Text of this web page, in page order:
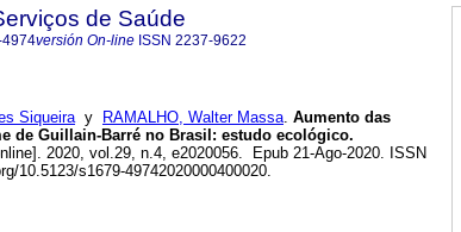
de Saúde
4974versión On-line ISSN 2237-9622
Siqueiray RAMALHO, Walter Massa. Aumento das
de Guillain-Barré no Brasil: estudo ecológico.
2020, vol.29, n.4, e2020056. Epub 21-Ago-2020. ISSN
10.5123/s1679-49742020000400020.